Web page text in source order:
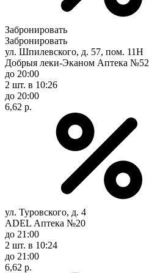
Забронировать
Забронировать
ул. Шпилевского, д. 57, пом. 11Н
Добрыя леки-Эканом Аптека №52
до 20:00
2 шт. в 10:26
до 20:00
6,62 р.
ул. Туровского, д. 4
ADEL Аптека №20
до 21:00
2 шт. в 10:24
до 21:00
6,62 р.